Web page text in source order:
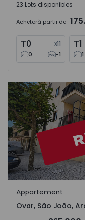
23 Lots disponibles
Acheterà partir de
T0 x11
0
-1
T1
1
Appartement T2
Ovar, São João,
Appartement